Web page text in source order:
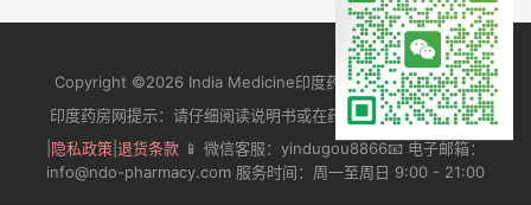
Copyright ©2026 India Medicine印度药房 |india medicine
印度药房网提示：请仔细阅读说明书或在药师指导下购买和使用
隐私政策 退货条款 📱 微信客服：yindugou8866📧 电子邮箱：
info@ndo-pharmacy.com 服务时间：周一至周日 9:00 - 21:00